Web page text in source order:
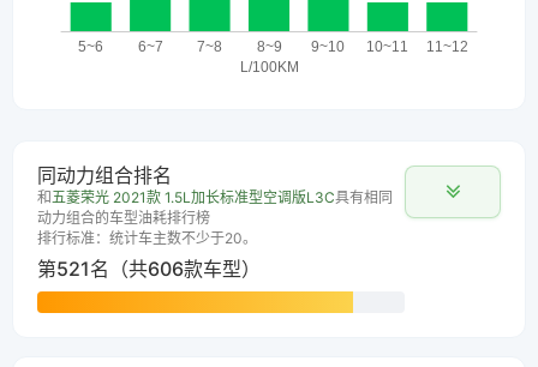
同动力组合排名
和五菱荣光 2021款 1.5L加长标准型空调版L3C具有相同
动力组合的车型油耗排行榜
排行标准：统计车主数不少于20。
第521名（共606款车型）